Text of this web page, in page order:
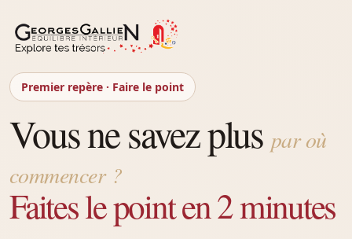
Premier repère · Faire le point
Vous ne savez plus par où
commencer ?
Faites le point en 2 minutes